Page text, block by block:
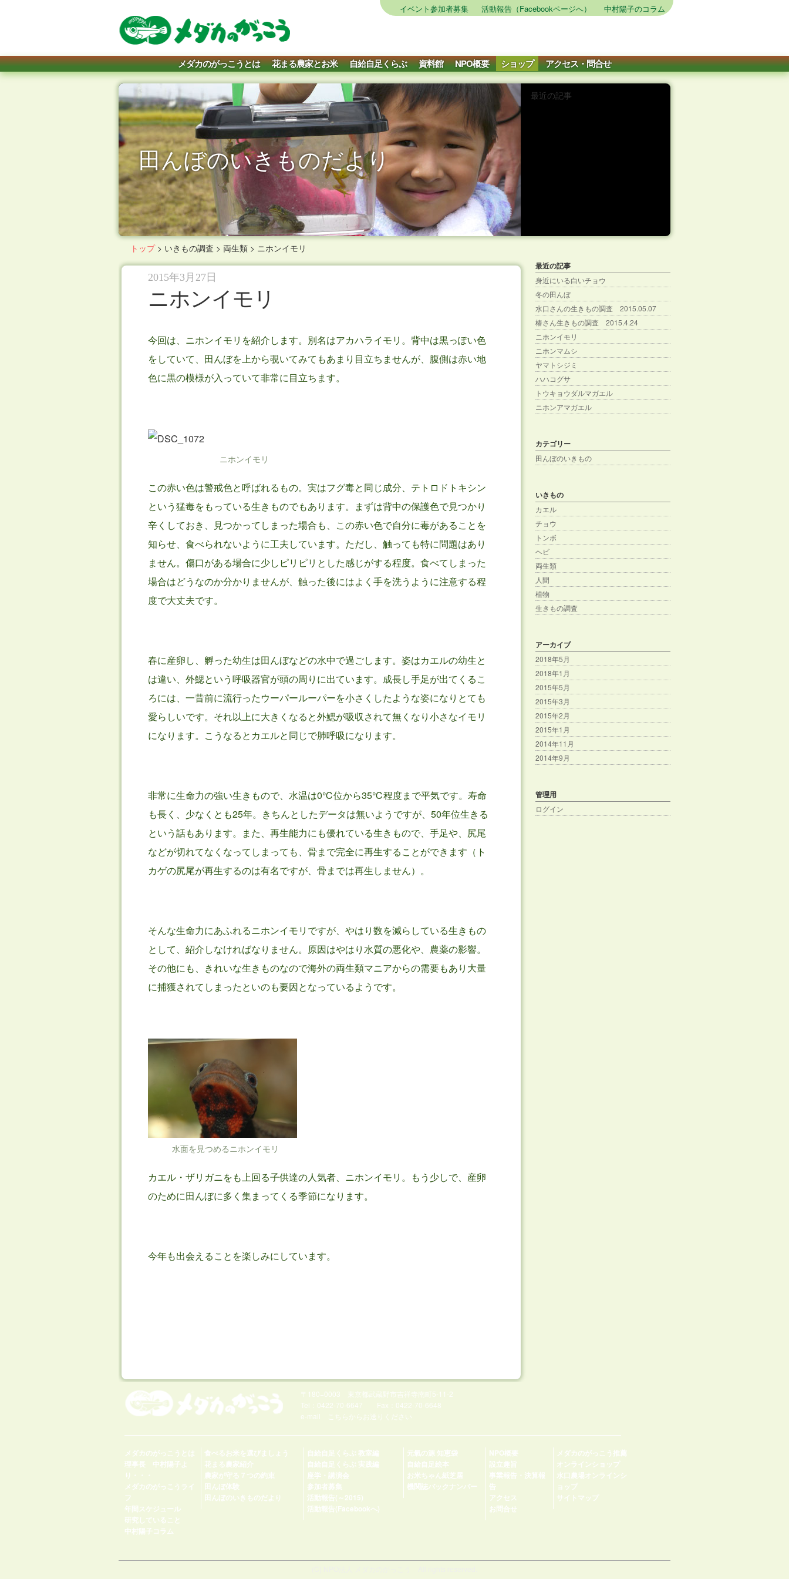
イベント参加者募集 活動報告（Facebookページへ） 中村陽子のコラム
メダカのがっこうとは 花まる農家とお米 自給自足くらぶ 資料館 NPO概要 ショップ アクセス・問合せ
田んぼのいきものだより
最近の記事
トップ> いきもの調査 > 両生類 > ニホンイモリ
2015年3月27日
ニホンイモリ
今回は、ニホンイモリを紹介します。別名はアカハライモリ。背中は黒っぽい色
をしていて、田んぼを上から覗いてみてもあまり目立ちませんが、腹側は赤い地
色に黒の模様が入っていて非常に目立ちます。
ニホンイモリ
この赤い色は警戒色と呼ばれるもの。実はフグ毒と同じ成分、テトロドトキシン
という猛毒をもっている生きものでもあります。まずは背中の保護色で見つかり
辛くしておき、見つかってしまった場合も、この赤い色で自分に毒があることを
知らせ、食べられないように工夫しています。ただし、触っても特に問題はあり
ません。傷口がある場合に少しピリピリとした感じがする程度。食べてしまった
場合はどうなのか分かりませんが、触った後にはよく手を洗うように注意する程
度で大丈夫です。
春に産卵し、孵った幼生は田んぼなどの水中で過ごします。姿はカエルの幼生と
は違い、外鰓という呼吸器官が頭の周りに出ています。成長し手足が出てくるこ
ろには、一昔前に流行ったウーパールーパーを小さくしたような姿になりとても
愛らしいです。それ以上に大きくなると外鰓が吸収されて無くなり小さなイモリ
になります。こうなるとカエルと同じで肺呼吸になります。
非常に生命力の強い生きもので、水温は0℃位から35℃程度まで平気です。寿命
も長く、少なくとも25年。きちんとしたデータは無いようですが、50年位生きる
という話もあります。また、再生能力にも優れている生きもので、手足や、尻尾
などが切れてなくなってしまっても、骨まで完全に再生することができます（ト
カゲの尻尾が再生するのは有名ですが、骨までは再生しません）。
そんな生命力にあふれるニホンイモリですが、やはり数を減らしている生きもの
として、紹介しなければなりません。原因はやはり水質の悪化や、農薬の影響。
その他にも、きれいな生きものなので海外の両生類マニアからの需要もあり大量
に捕獲されてしまったといのも要因となっているようです。
水面を見つめるニホンイモリ
カエル・ザリガニをも上回る子供達の人気者、ニホンイモリ。もう少しで、産卵
のために田んぼに多く集まってくる季節になります。
今年も出会えることを楽しみにしています。
最近の記事
身近にいる白いチョウ
冬の田んぼ
水口さんの生きもの調査 2015.05.07
椿さん生きもの調査 2015.4.24
ニホンイモリ
ニホンマムシ
ヤマトシジミ
ハハコグサ
トウキョウダルマガエル
ニホンアマガエル
カテゴリー
田んぼのいきもの
いきもの
カエル
チョウ
トンボ
ヘビ
両生類
人間
植物
生きもの調査
アーカイブ
2018年5月
2018年1月
2015年5月
2015年3月
2015年2月
2015年1月
2014年11月
2014年9月
管理用
ログイン
〒180−0003 東京都武蔵野市吉祥寺南町5-11-2
Tel：0422-70-6647 Fax：0422-70-6648
e-mail
こちらからお送りください
メダカのがっこうとは
理事長 中村陽子よ
り・・・
メダカのがっこうライ
フ
年間スケジュール
研究していること
中村陽子コラム
食べるお米を選びましょう
花まる農家紹介
農家が守る７つの約束
田んぼ体験
田んぼのいきものだより
自給自足くらぶ 教室編
自給自足くらぶ 実践編
座学・講演会
参加者募集
活動報告(～2015)
活動報告(Facebookへ)
元氣の源 知恵袋
自給自足絵本
お米ちゃん紙芝居
機関誌バックナンバー
NPO概要
設立趣旨
事業報告・決算報
告
アクセス
お問合せ
メダカのがっこう推薦
オンラインショップ
水口農場オンラインシ
ョップ
サイトマップ